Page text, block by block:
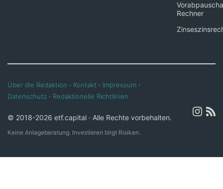
Rechner
Über die Redaktion · Kontakt · Impressum ·
Datenschutz · Redaktionelle Richtlinien
© 2018-2026 etf.capital · Alle Rechte vorbehalten.
Keine Anlageberatung. Investieren birgt Risiken.